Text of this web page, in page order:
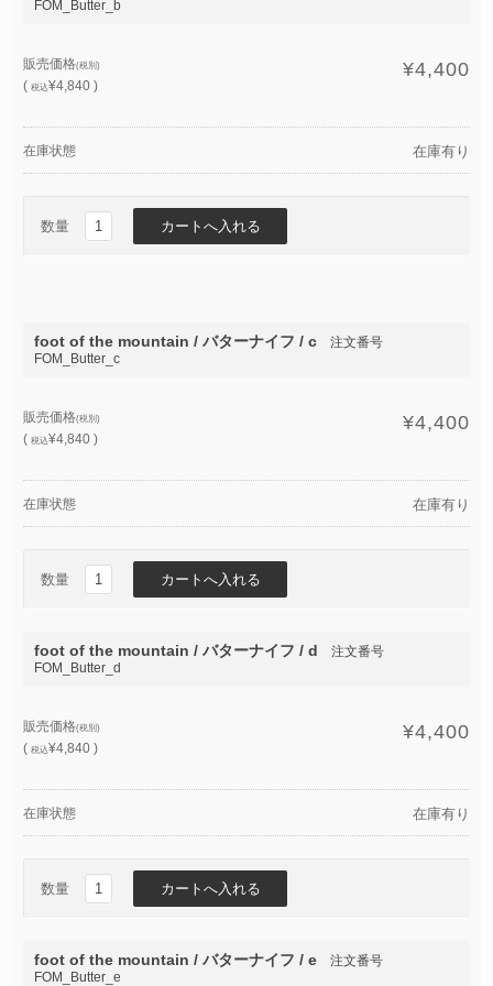
FOM_Butter_b
販売価格(税別)
(税込¥4,840 )
¥4,400
在庫状態 在庫有り
数量
foot of the mountain / バターナイフ / c
注文番号
FOM_Butter_c
販売価格(税別)
(税込¥4,840 )
¥4,400
在庫状態 在庫有り
数量
foot of the mountain / バターナイフ / d
注文番号
FOM_Butter_d
販売価格(税別)
(税込¥4,840 )
¥4,400
在庫状態 在庫有り
数量
foot of the mountain / バターナイフ / e
注文番号
FOM_Butter_e